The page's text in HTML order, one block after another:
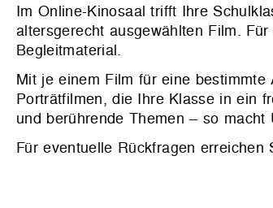
Im Online-Kinosaal trifft Ihre
altersgerecht ausgewählten Film.
Begleitmaterial.
Mit je einem Film für eine
Porträtfilmen, die Ihre Klasse in ein
und berührende Themen – so macht
Für eventuelle Rückfragen